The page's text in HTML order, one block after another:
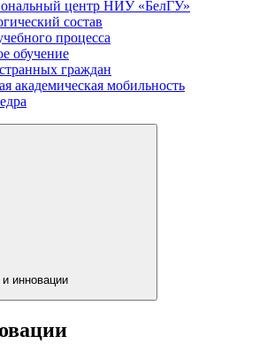
центр НИУ «БелГУ»
состав
процесса
обучение
граждан
академическая мобильность
и инновации